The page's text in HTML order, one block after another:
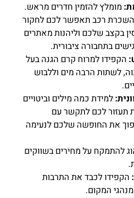
מומלץ להזמין חדרים מראש.
השכרת רכב תאפשר לכם לחקור
בקצב שלכם וליהנות מאתרים
בתחבורה ציבורית.
הקפידו למרוח קרם הגנה בעל
לשתות הרבה מים וללבוש
למידת כמה מילים וביטויים
תעזור לכם לתקשר עם
את החופשה שלכם לנעימה
להתמקח על מחירים בשווקים
הקפידו לכבד את התרבות
המקום.